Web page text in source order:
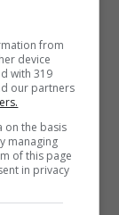
vigili:
da
che
from
device
with 319
our partners
on the basis
managing
of this page
in privacy